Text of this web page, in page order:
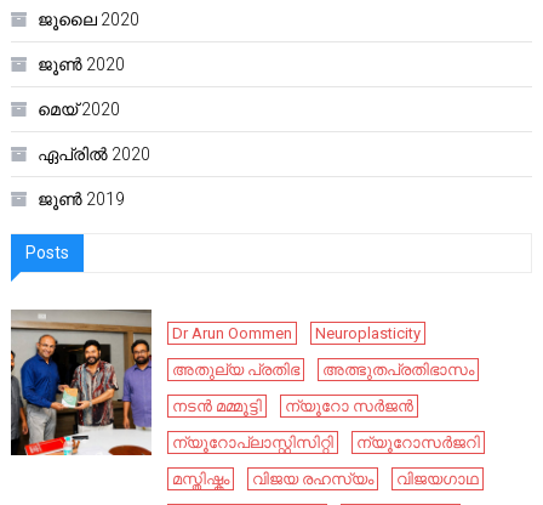
ജൂലൈ 2020
ജൂൺ 2020
മെയ്‌ 2020
ഏപ്രിൽ 2020
ജൂൺ 2019
Posts
Dr Arun Oommen
Neuroplasticity
അതുല്യ പ്രതിഭ
അത്ഭുതപ്രതിഭാസം
നടൻ മമ്മൂട്ടി
ന്യൂറോ സർജൻ
ന്യൂറോപ്ലാസ്റ്റിസിറ്റി
ന്യൂറോസർജറി
മസ്തിഷ്കം
വിജയ രഹസ്യം
വിജയഗാഥ